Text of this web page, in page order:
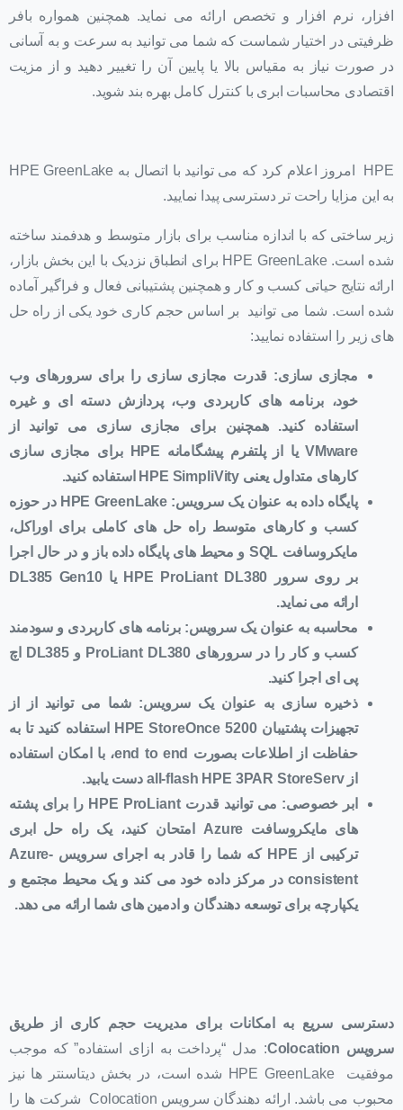
افزار، نرم افزار و تخصص ارائه می نماید. همچنین همواره بافر
ظرفیتی در اختیار شماست که شما می توانید به سرعت و به آسانی
در صورت نیاز به مقیاس بالا یا پایین آن را تغییر دهید و از مزیت
اقتصادی محاسبات ابری با کنترل کامل بهره بند شوید.
HPE امروز اعلام کرد که می توانید با اتصال به HPE GreenLake
به این مزایا راحت تر دسترسی پیدا نمایید.
زیر ساختی که با اندازه مناسب برای بازار متوسط و هدفمند ساخته
شده است. HPE GreenLake برای انطباق نزدیک با این بخش بازار،
ارائه نتایج حیاتی کسب و کار و همچنین پشتیبانی فعال و فراگیر آماده
شده است. شما می توانید بر اساس حجم کاری خود یکی از راه حل
های زیر را استفاده نمایید:
مجازی سازی: قدرت مجازی سازی را برای سرورهای وب
خود، برنامه های کاربردی وب، پردازش دسته ای و غیره
استفاده کنید. همچنین برای مجازی سازی می توانید از
VMware یا از پلتفرم پیشگامانه
برای مجازی سازی
کارهای متداول یعنی HPE SimpliVity استفاده کنید.
پایگاه داده به عنوان یک سرویس: HPE GreenLake در حوزه
کسب و کارهای متوسط راه حل های کاملی برای اوراکل،
مایکروسافت SQL و محیط های پایگاه داده باز و در حال اجرا
بر روی سرور HPE ProLiant DL380 یاDL385 Gen10
ارائه می نماید.
محاسبه به عنوان یک سرویس: برنامه های کاربردی و سودمند
کسب و کار را در سرورهای ProLiant DL380 و DL385
اچ
پی ای اجرا کنید.
ذخیره سازی به عنوان یک سرویس: شما می توانید از از
تجهیزات پشتیبانHPE StoreOnce 5200
استفاده کنید تا به
حفاظت از اطلاعات بصورت end to end، با امکان استفاده
ازall-flash HPE 3PAR StoreServ دست یابید.
ابر خصوصی: می توانید قدرتHPE ProLiant را برای پشته
های مایکروسافت Azure امتحان کنید، یک راه حل ابری
ترکیبی از HPE که شما را قادر به اجرای سرویس Azure-
consistent در مرکز داده خود می کند و یک محیط مجتمع و
یکپارچه برای توسعه دهندگان و ادمین های شما ارائه می دهد.
دسترسی سریع به امکانات برای مدیریت حجمکاری از طریق
سرویس Colocation: مدل “پرداخت به ازای استفاده” که موجب
موفقیت HPE GreenLake شده است، در بخش دیتاسنتر ها نیز
محبوب می باشد. ارائه دهندگان سرویس Colocation شرکت ها را